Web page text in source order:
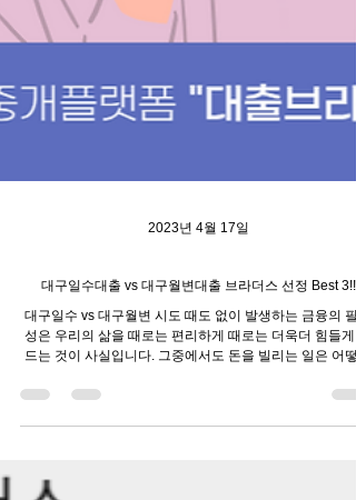
대구일수대출 vs 대구월변대출 브라더스 선정 Best 3!!
대구일수 vs 대구월변 시도 때도 없이 발생하는 금융의 필
드는 것이 사실입니다. 그중에서도 돈을 빌리는 일은 어떻